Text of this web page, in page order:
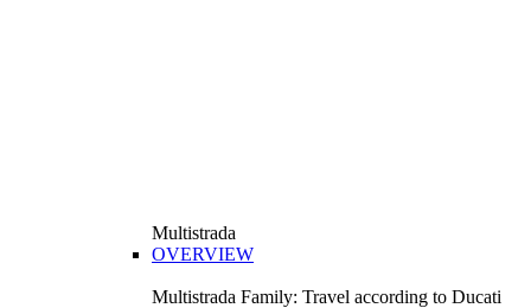
Multistrada
OVERVIEW
Multistrada Family: Travel according to Ducati